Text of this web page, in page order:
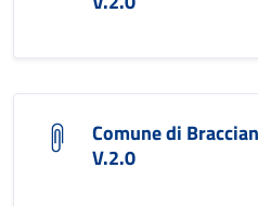
Comune di
V.2.0